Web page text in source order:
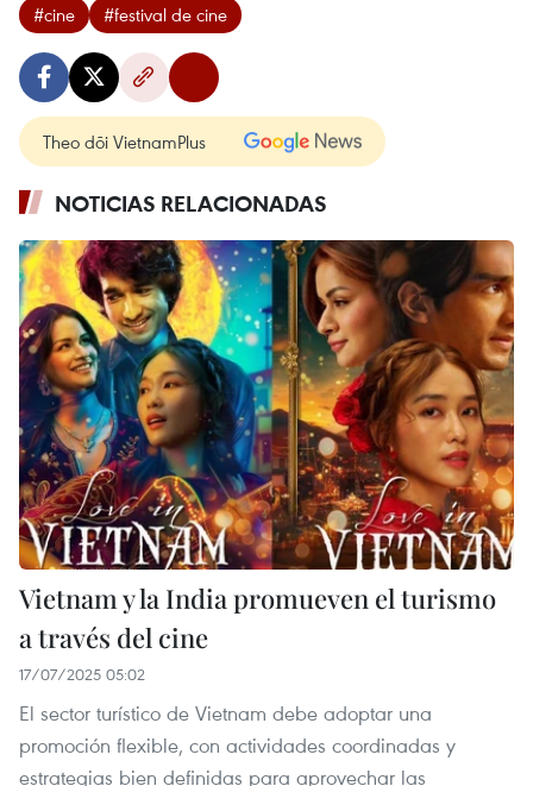
#cine #festival de cine
Theo dõi VietnamPlus
NOTICIAS RELACIONADAS
Vietnam y la India promueven el turismo
a través del cine
17/07/2025 05:02
El sector turístico de Vietnam debe adoptar una
promoción flexible, con actividades coordinadas y
estrategias bien definidas para aprovechar las